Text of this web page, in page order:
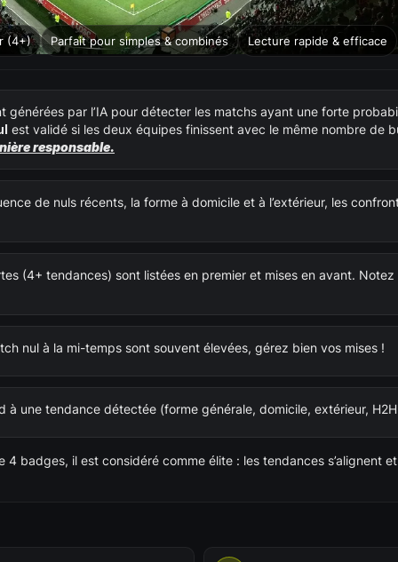
(4+) Parfait pour simples & combinés Lecture rapide & efficace
générées par l’IA pour détecter les matchs ayant une forte
est validé si les deux équipes finissent avec le même nombre de
responsable.
de nuls récents, la forme à domicile et à l’extérieur, les
(4+ tendances) sont listées en premier et mises en avant. Notez
nul à la mi-temps sont souvent élevées, gérez bien vos mises !
à une tendance détectée (forme générale, domicile, extérieur,
4 badges, il est considéré comme élite : les tendances s’alignent